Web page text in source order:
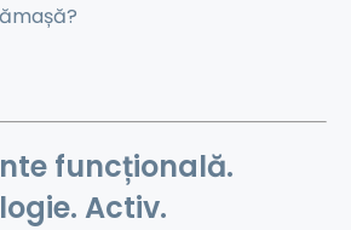
funcțională.
Activ.